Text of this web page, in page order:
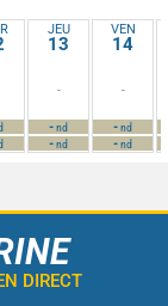
JEU
13
-
-nd
-nd
VEN
14
-
-nd
-nd
DIRECT